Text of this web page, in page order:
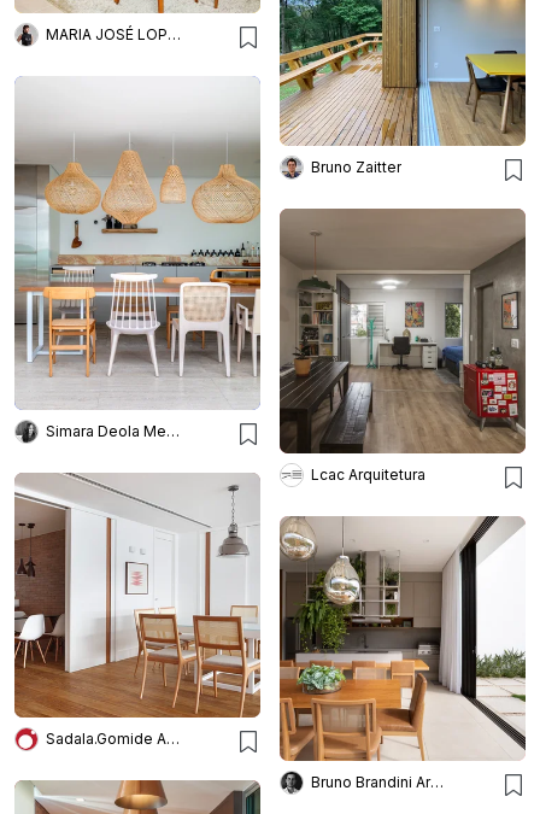
MARIA JOSÉ LOPES ARQUITETURA + INTERIORES
Bruno Zaitter
Simara Deola Mello
Lcac Arquitetura
Sadala.Gomide Arquitetura
Bruno Brandini Arquitetura